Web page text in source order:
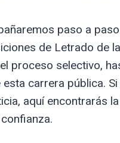
paso a
de Letrado de
proceso selectivo,
carrera pública.
aquí encontrarás